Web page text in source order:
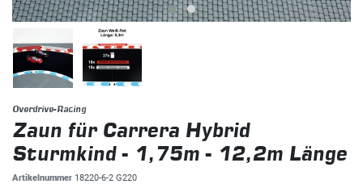
Overdrive-Racing
Zaun für Carrera Hybrid
Sturmkind - 1,75m - 12,2m Länge
Artikelnummer 18220-6-2 G220